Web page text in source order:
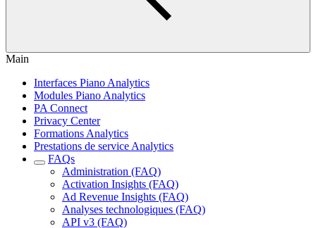
Main
Interfaces Piano Analytics
Modules Piano Analytics
PA Connect
Privacy Center
Formations Analytics
Prestations de service Analytics
FAQs
Administration (FAQ)
Activation Insights (FAQ)
Ad Revenue Insights (FAQ)
Analyses technologiques (FAQ)
API v3 (FAQ)